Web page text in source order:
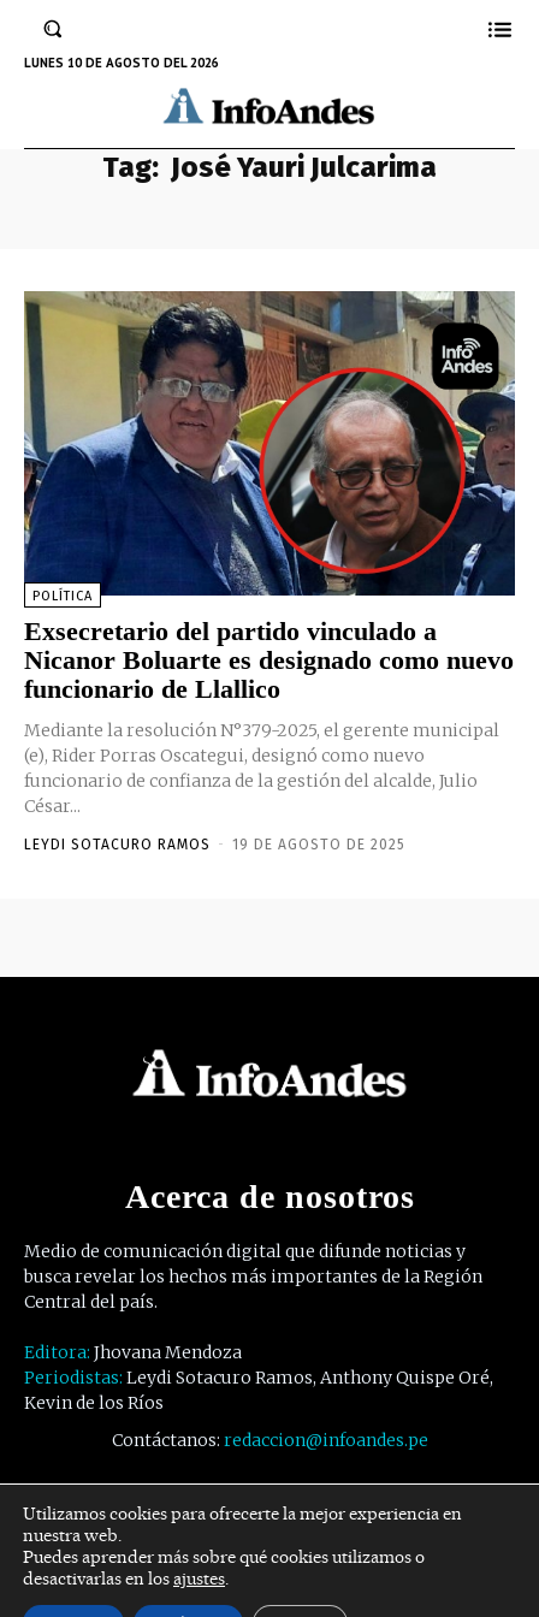
LUNES 10 DE AGOSTO DEL 2026
Tag: José Yauri Julcarima
POLÍTICA
Exsecretario del partido vinculado a
Nicanor Boluarte es designado como nuevo
funcionario de Llallico
Mediante la resolución N°379-2025, el gerente municipal
(e), Rider Porras Oscategui, designó como nuevo
funcionario de confianza de la gestión del alcalde, Julio
César...
LEYDI SOTACURO RAMOS - 19 DE AGOSTO DE 2025
Acerca de nosotros
Medio de comunicación digital que difunde noticias y
busca revelar los hechos más importantes de la Región
Central del país.
Editora: Jhovana Mendoza
Periodistas: Leydi Sotacuro Ramos, Anthony Quispe Oré,
Kevin de los Ríos
Contáctanos: redaccion@infoandes.pe
Síguenos
Facebook Twitter Youtube
Utilizamos cookies para ofrecerte la mejor experiencia en
nuestra web.
Puedes aprender más sobre qué cookies utilizamos o
desactivarlas en losajustes.